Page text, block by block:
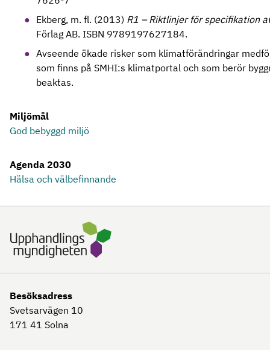
Ekberg, m. fl. (2013) R1 – Riktlinjer för specifikation
Förlag AB. ISBN 9789197627184.
Avseende ökade risker som klimatförändringar
som finns på SMHI:s klimatportal och som berör
beaktas.
Miljömål
God bebyggd miljö
Agenda 2030
Hälsa och välbefinnande
Besöksadress
Svetsarvägen 10
171 41 Solna